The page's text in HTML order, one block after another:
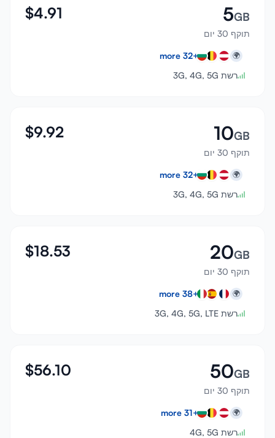
5GB
תוקף 30 יום
$4.91
🌍
+
32
רשת 3G, 4G, 5G
10GB
תוקף 30 יום
$9.92
🌍
+
32
רשת 3G, 4G, 5G
20GB
תוקף 30 יום
$18.53
🌍
+
38
רשת 3G, 4G, 5G, LTE
50GB
תוקף 30 יום
$56.10
🌍
+
31
רשת 4G, 5G